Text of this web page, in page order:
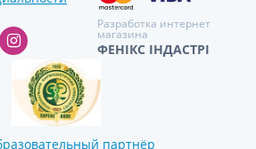
Разработка интернет
магазина
ФЕНІКС ІНДАСТРІ
партнёр